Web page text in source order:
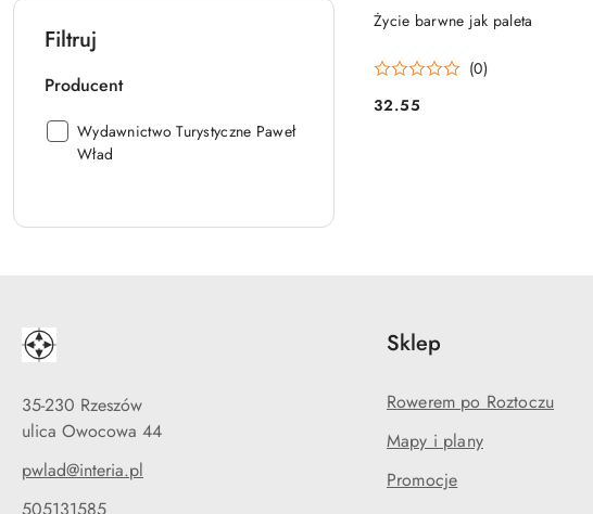
Filtruj
Producent
Producent:
Wydawnictwo Turystyczne Paweł
Wład
Życie barwne jak paleta
(0)
Cena:
32.55
DO KOSZYKA
35-230 Rzeszów
ulica Owocowa 44
pwlad@interia.pl
Sklep
Rowerem po Roztoczu
Mapy i plany
Promocje